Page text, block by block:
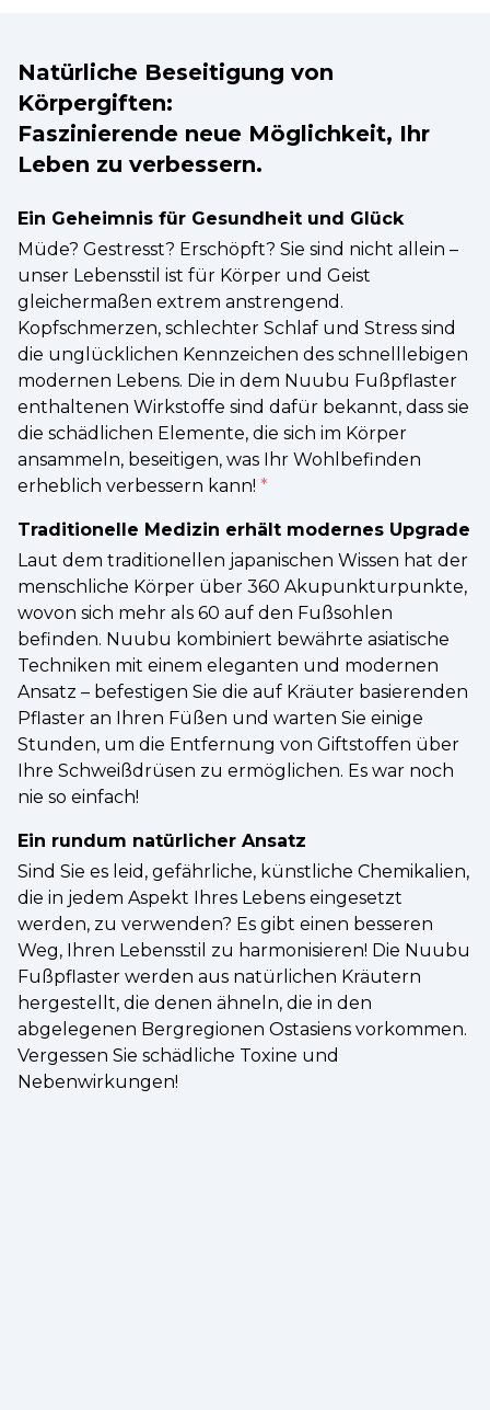
Natürliche Beseitigung von
Körpergiften:
Faszinierende neue Möglichkeit, Ihr
Leben zu verbessern.
Ein Geheimnis für Gesundheit und Glück
Müde? Gestresst? Erschöpft? Sie sind nicht allein –
unser Lebensstil ist für Körper und Geist
gleichermaßen extrem anstrengend.
Kopfschmerzen, schlechter Schlaf und Stress sind
die unglücklichen Kennzeichen des schnelllebigen
modernen Lebens. Die in dem Nuubu Fußpflaster
enthaltenen Wirkstoffe sind dafür bekannt, dass sie
die schädlichen Elemente, die sich im Körper
ansammeln, beseitigen, was Ihr Wohlbefinden
erheblich verbessern kann! *
Traditionelle Medizin erhält modernes Upgrade
Laut dem traditionellen japanischen Wissen hat der
menschliche Körper über 360 Akupunkturpunkte,
wovon sich mehr als 60 auf den Fußsohlen
befinden. Nuubu kombiniert bewährte asiatische
Techniken mit einem eleganten und modernen
Ansatz – befestigen Sie die auf Kräuter basierenden
Pflaster an Ihren Füßen und warten Sie einige
Stunden, um die Entfernung von Giftstoffen über
Ihre Schweißdrüsen zu ermöglichen. Es war noch
nie so einfach!
Ein rundum natürlicher Ansatz
Sind Sie es leid, gefährliche, künstliche Chemikalien,
die in jedem Aspekt Ihres Lebens eingesetzt
werden, zu verwenden? Es gibt einen besseren
Weg, Ihren Lebensstil zu harmonisieren! Die Nuubu
Fußpflaster werden aus natürlichen Kräutern
hergestellt, die denen ähneln, die in den
abgelegenen Bergregionen Ostasiens vorkommen.
Vergessen Sie schädliche Toxine und
Nebenwirkungen!